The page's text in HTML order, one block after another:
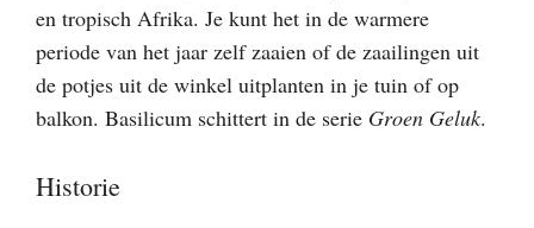
en tropisch Afrika. Je kunt het in de warmere
periode van het jaar zelf zaaien of de zaailingen uit
de potjes uit de winkel uitplanten in je tuin of op
balkon. Basilicum schittert in de serie Groen Geluk.
Historie